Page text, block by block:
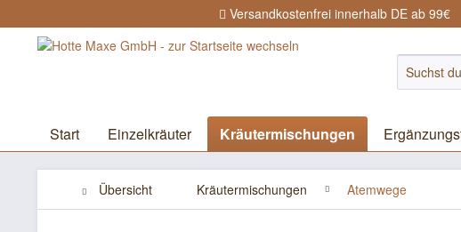
Versandkostenfrei innerhalb DE ab 99€
Start Einzelkräuter Kräutermischungen
Übersicht Kräutermischungen Atemwege